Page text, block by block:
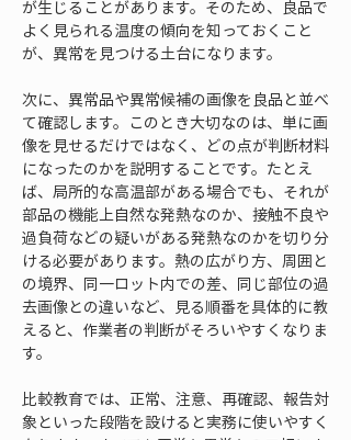
が生じることがあります。そのため、良品で
よく見られる温度の傾向を知っておくこと
が、異常を見つける土台になります。
次に、異常品や異常候補の画像を良品と並べ
て確認します。このとき大切なのは、単に画
像を見せるだけではなく、どの点が判断材料
になったのかを説明することです。たとえ
ば、局所的な高温部がある場合でも、それが
部品の機能上自然な発熱なのか、接触不良や
過負荷などの疑いがある発熱なのかを切り分
ける必要があります。熱の広がり方、周囲と
の境界、同一ロット内での差、同じ部位の過
去画像との違いなど、見る順番を具体的に教
えると、作業者の判断がそろいやすくなりま
す。
比較教育では、正常、注意、再確認、報告対
象といった段階を設けると実務に使いやすく